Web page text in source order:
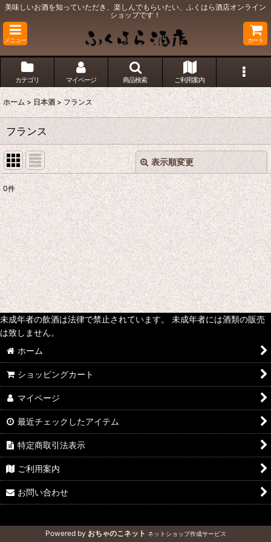
美味しいお酒を知っていただき、楽しんでもらいたい、ふくはら酒店オンライン
ショップです！
メニュー カート
カテゴリ マイページ 商品検索 ご利用案内
ホーム > 日本酒 > フランス
フランス
表示順変更
表示数:
並び順:
絞り込む
閉じる
0件
未成年者の飲酒は法律で禁止されています。 未成年者には酒類の販売
は致しません。
ホーム
ショッピングカート
マイページ
最近チェックしたアイテム
特定商取引法表示
ご利用案内
お問い合わせ
Powered by おちゃのこネット ネットショップ作成サービス